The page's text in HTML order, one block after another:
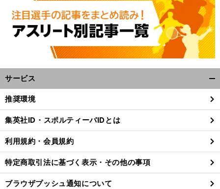
サービス
閉
る
推奨環境
集英社ID・スポルティーバIDとは
利用規約・会員規約
特定商取引法に基づく表示・その他の事項
ブラウザプッシュ通知について